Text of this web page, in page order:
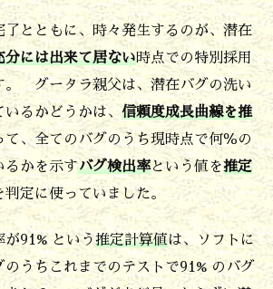
了とともに、時々発生するのが、潜在
分には出来て居ない時点での特別採用
。 グータラ親父は、潜在バグの洗い
るかどうかは、 信頼度成長曲線を推
て、全てのバグのうち現時点で何％の
るかを示すバグ検出率という値を推定
定に使っていました。
が91% という推定計算値は、ソフトに
うちこれまでのテストで91% のバグ